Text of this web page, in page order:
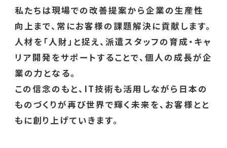
私たちは現場での改善提案から企業の生産性
向上まで、常にお客様の課題解決に貢献します。
人材を「人財」と捉え、派遣スタッフの育成・キャ
リア開発をサポートすることで、個人の成長が企
業の力となる。
この信念のもと、IT技術も活用しながら日本の
ものづくりが再び世界で輝く未来を、お客様とと
もに創り上げていきます。